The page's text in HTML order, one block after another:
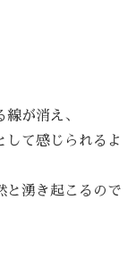
が消え、
て感じられるよ
湧き起こるので